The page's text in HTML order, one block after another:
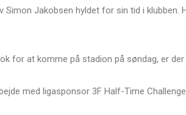
Simon Jakobsen hyldet for sin tid i klubben.
for at komme på stadion på søndag, er
med ligasponsor 3F Half-Time